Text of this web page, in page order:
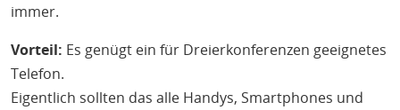
immer.
Vorteil: Es genügt ein für Dreierkonferenzen geeignetes
Telefon.
Eigentlich sollten das alle Handys, Smartphones und